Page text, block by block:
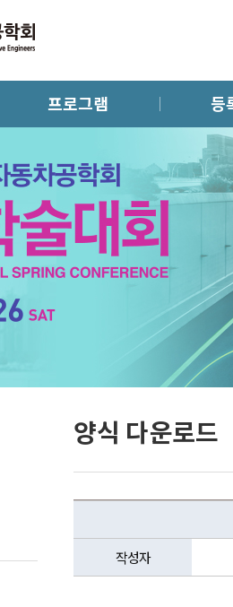
프로그램 등
양식 다운로드
작성자